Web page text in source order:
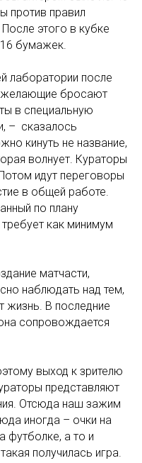
против правил
этого в кубке
бумажек.
лаборатории после
желающие бросают
в специальную
– сказалось
кинуть не название,
волнует. Кураторы
идут переговоры
в общей работе.
по плану
как минимум
матчасти,
наблюдать над тем,
жизнь. В последние
сопровождается
выход к зрителю
представляют
Отсюда наш зажим
иногда – очки на
футболке, а то и
получилась игра.